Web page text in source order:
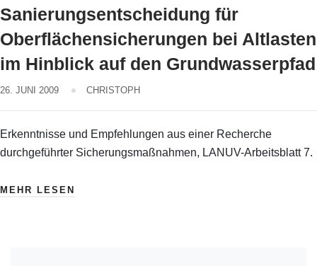
Sanierungsentscheidung für
Oberflächensicherungen bei Altlasten
im Hinblick auf den Grundwasserpfad
26. JUNI 2009 CHRISTOPH
Erkenntnisse und Empfehlungen aus einer Recherche
durchgeführter Sicherungsmaßnahmen, LANUV-Arbeitsblatt 7.
MEHR LESEN